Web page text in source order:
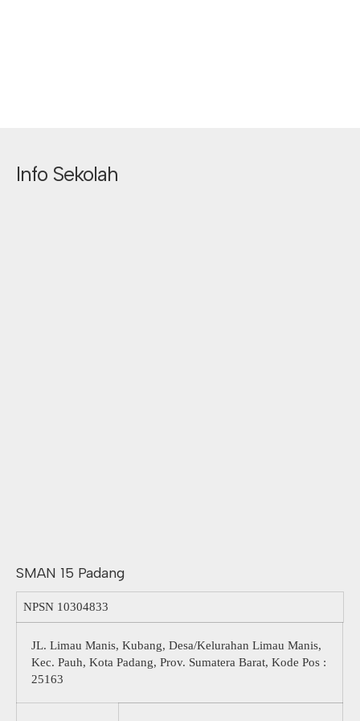
Info Sekolah
SMAN 15 Padang
NPSN 10304833
JL. Limau Manis, Kubang, Desa/Kelurahan Limau Manis,
Kec. Pauh, Kota Padang, Prov. Sumatera Barat, Kode Pos :
25163